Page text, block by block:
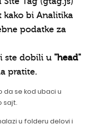
kako bi Analitika
podatke za
ste dobili u "head"
pratite.
da se kod ubaci u
sajt.
u folderu delovi i